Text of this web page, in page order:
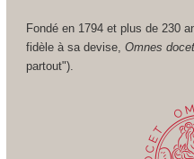
Fondé en 1794 et plus de 230
fidèle à sa devise, Omnes
partout").